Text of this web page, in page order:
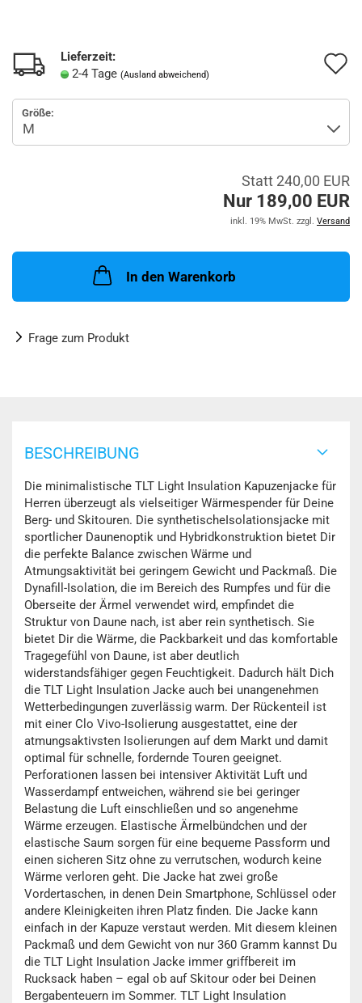
Lieferzeit:
2-4 Tage (Ausland abweichend)
Größe:
Statt 240,00 EUR
Nur 189,00 EUR
inkl. 19% MwSt. zzgl. Versand
In den Warenkorb
Frage zum Produkt
BESCHREIBUNG
Die minimalistische TLT Light Insulation Kapuzenjacke für
Herren überzeugt als vielseitiger Wärmespender für Deine
Berg- und Skitouren. Die synthetischeIsolationsjacke mit
sportlicher Daunenoptik und Hybridkonstruktion bietet Dir
die perfekte Balance zwischen Wärme und
Atmungsaktivität bei geringem Gewicht und Packmaß. Die
Dynafill-Isolation, die im Bereich des Rumpfes und für die
Oberseite der Ärmel verwendet wird, empfindet die
Struktur von Daune nach, ist aber rein synthetisch. Sie
bietet Dir die Wärme, die Packbarkeit und das komfortable
Tragegefühl von Daune, ist aber deutlich
widerstandsfähiger gegen Feuchtigkeit. Dadurch hält Dich
die TLT Light Insulation Jacke auch bei unangenehmen
Wetterbedingungen zuverlässig warm. Der Rückenteil ist
mit einer Clo Vivo-Isolierung ausgestattet, eine der
atmungsaktivsten Isolierungen auf dem Markt und damit
optimal für schnelle, fordernde Touren geeignet.
Perforationen lassen bei intensiver Aktivität Luft und
Wasserdampf entweichen, während sie bei geringer
Belastung die Luft einschließen und so angenehme
Wärme erzeugen. Elastische Ärmelbündchen und der
elastische Saum sorgen für eine bequeme Passform und
einen sicheren Sitz ohne zu verrutschen, wodurch keine
Wärme verloren geht. Die Jacke hat zwei große
Vordertaschen, in denen Dein Smartphone, Schlüssel oder
andere Kleinigkeiten ihren Platz finden. Die Jacke kann
einfach in der Kapuze verstaut werden. Mit diesem kleinen
Packmaß und dem Gewicht von nur 360 Gramm kannst Du
die TLT Light Insulation Jacke immer griffbereit im
Rucksack haben – egal ob auf Skitour oder bei Deinen
Bergabenteuern im Sommer. TLT Light Insulation